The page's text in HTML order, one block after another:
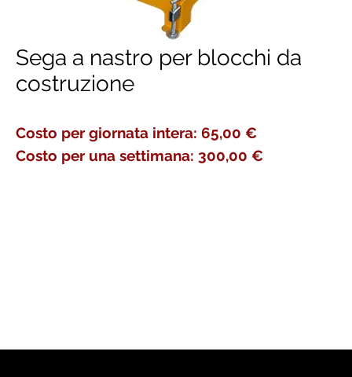
Sega a nastro per blocchi da
costruzione
Costo per giornata intera: 65,00 €
Costo per una settimana: 300,00 €